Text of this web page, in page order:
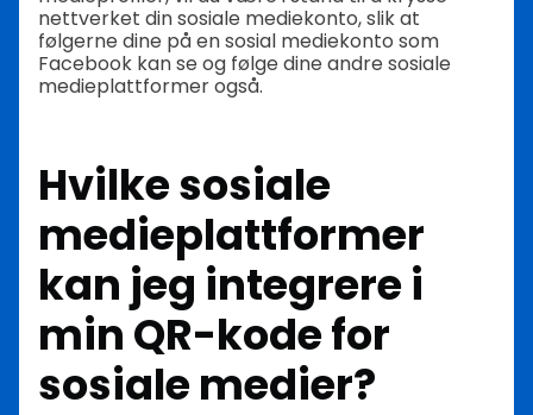
nettverket din sosiale mediekonto, slik at
følgerne dine på en sosial mediekonto som
Facebook kan se og følge dine andre sosiale
medieplattformer også.
Hvilke sosiale
medieplattformer
kan jeg integrere i
min QR-kode for
sosiale medier?